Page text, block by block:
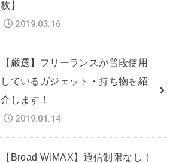
枚】
2019.03.16
【厳選】フリーランスが普段使用
しているガジェット・持ち物を紹
介します！
2019.01.14
【Broad WiMAX】通信制限なし！